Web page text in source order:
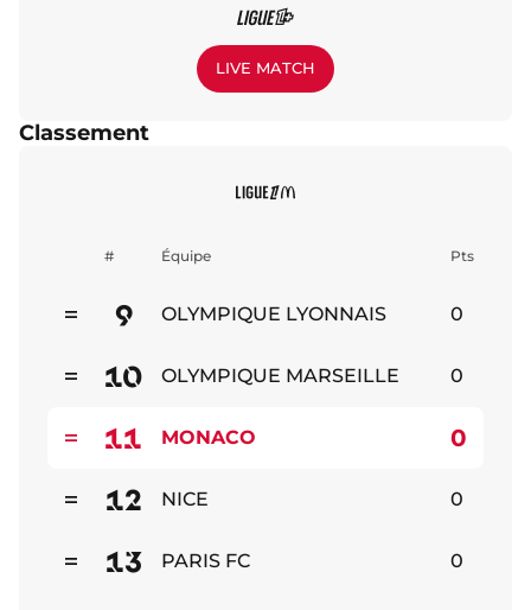
LIVE MATCH
Classement
# Équipe Pts
9 OLYMPIQUE LYONNAIS 0
10 OLYMPIQUE MARSEILLE 0
11 MONACO 0
12 NICE 0
13 PARIS FC 0